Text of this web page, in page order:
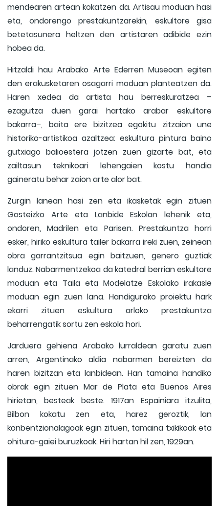
mendearen artean kokatzen da. Artisau moduan hasi
eta, ondorengo prestakuntzarekin, eskultore gisa
betetasunera heltzen den artistaren adibide ezin
hobea da.
Hitzaldi hau Arabako Arte Ederren Museoan egiten
den erakusketaren osagarri moduan planteatzen da.
Haren xedea da artista hau berreskuratzea –
ezagutza duen garai hartako arabar eskultore
bakarra–, baita ere bizitzea egokitu zitzaion une
historiko-artistikoa azaltzea: eskultura pintura baino
gutxiago balioestera jotzen zuen gizarte bat, eta
zailtasun teknikoari lehengaien kostu handia
gaineratu behar zaion arte alor bat.
Zurgin lanean hasi zen eta ikasketak egin zituen
Gasteizko Arte eta Lanbide Eskolan lehenik eta,
ondoren, Madrilen eta Parisen. Prestakuntza horri
esker, hiriko eskultura tailer bakarra ireki zuen, zeinean
obra garrantzitsua egin baitzuen, genero guztiak
landuz. Nabarmentzekoa da katedral berrian eskultore
moduan eta Taila eta Modelatze Eskolako irakasle
moduan egin zuen lana. Handigurako proiektu hark
ekarri zituen eskultura arloko prestakuntza
beharrengatik sortu zen eskola hori.
Jarduera gehiena Arabako lurraldean garatu zuen
arren, Argentinako aldia nabarmen bereizten da
haren bizitzan eta lanbidean. Han tamaina handiko
obrak egin zituen Mar de Plata eta Buenos Aires
hirietan, besteak beste. 1917an Espainiara itzulita,
Bilbon kokatu zen eta, harez geroztik, lan
konbentzionalagoak egin zituen, tamaina txikikoak eta
ohitura-gaiei buruzkoak. Hiri hartan hil zen, 1929an.